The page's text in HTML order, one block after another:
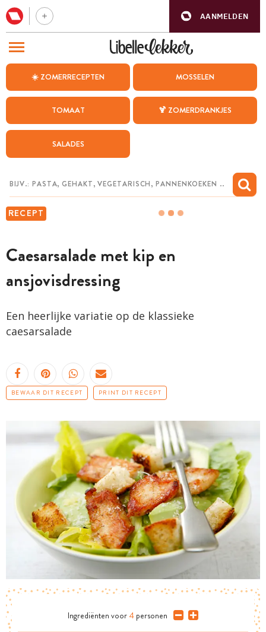
AANMELDEN
☀️ ZOMERRECEPTEN MOSSELEN
TOMAAT 🍹 ZOMERDRANKJES
SALADES
RECEPT
Caesarsalade met kip en
ansjovisdressing
Een heerlijke variatie op de klassieke
caesarsalade
BEWAAR DIT RECEPT PRINT DIT RECEPT
Ingrediënten voor 4 personen
BEZOEK ONZE ANDERE WEBSITES
WEEKMENU
CHAT MET MAIA
MIJN BEWAARDE RECEPTEN